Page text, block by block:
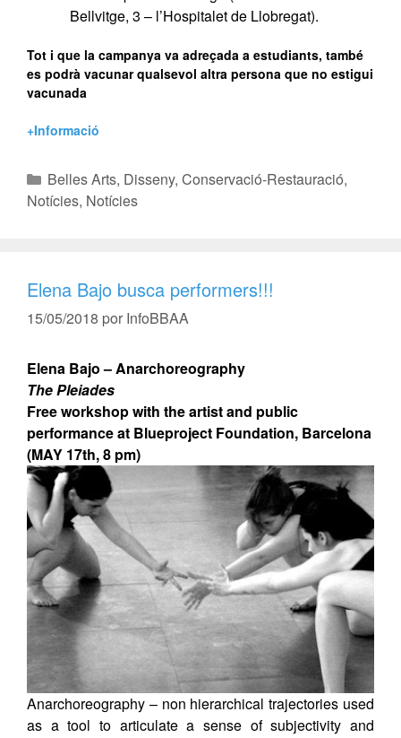
Bellvitge, 3 – l’Hospitalet de Llobregat).
Tot i que la campanya va adreçada a estudiants, també
es podrà vacunar qualsevol altra persona que no estigui
vacunada
+Informació
Belles Arts, Disseny, Conservació-Restauració,
Notícies, Notícies
Elena Bajo busca performers!!!
15/05/2018 por InfoBBAA
Elena Bajo – Anarchoreography
The Pleiades
Free workshop with the artist and public
performance at Blueproject Foundation, Barcelona
(MAY 17th, 8 pm)
Anarchoreography – non hierarchical trajectories used
as a tool to articulate a sense of subjectivity and